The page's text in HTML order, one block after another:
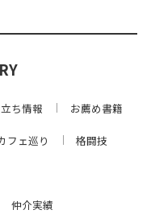
ち情報 お薦め書籍
フェ巡り 格闘技
仲介実績